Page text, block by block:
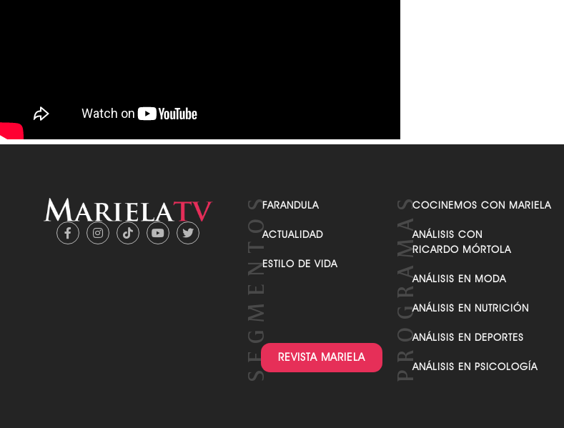
FARANDULA
ACTUALIDAD
ESTILO DE VIDA
REVISTA MARIELA
COCINEMOS CON MARIELA
ANÁLISIS CON
RICARDO MÓRTOLA
ANÁLISIS EN MODA
ANÁLISIS EN NUTRICIÓN
ANÁLISIS EN DEPORTES
ANÁLISIS EN PSICOLOGÍA